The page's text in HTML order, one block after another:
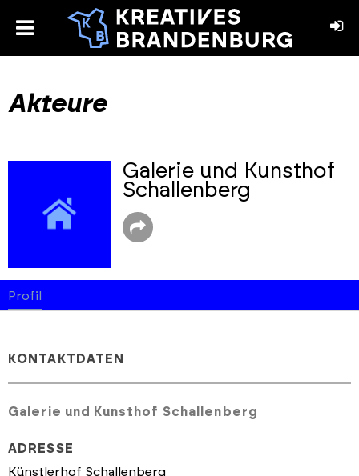
toggle
Akteure
Galerie und Kunsthof
Schallenberg
Profil
KONTAKTDATEN
Galerie und Kunsthof Schallenberg
ADRESSE
Künstlerhof Schallenberg